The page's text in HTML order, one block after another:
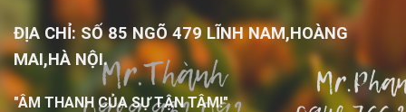
ĐỊA CHỈ: SỐ 85 NGÕ 479 LĨNH NAM,HOÀNG
MAI,HÀ NỘI.
"ÂM THANH CỦA SỰ TẬN TÂM!"